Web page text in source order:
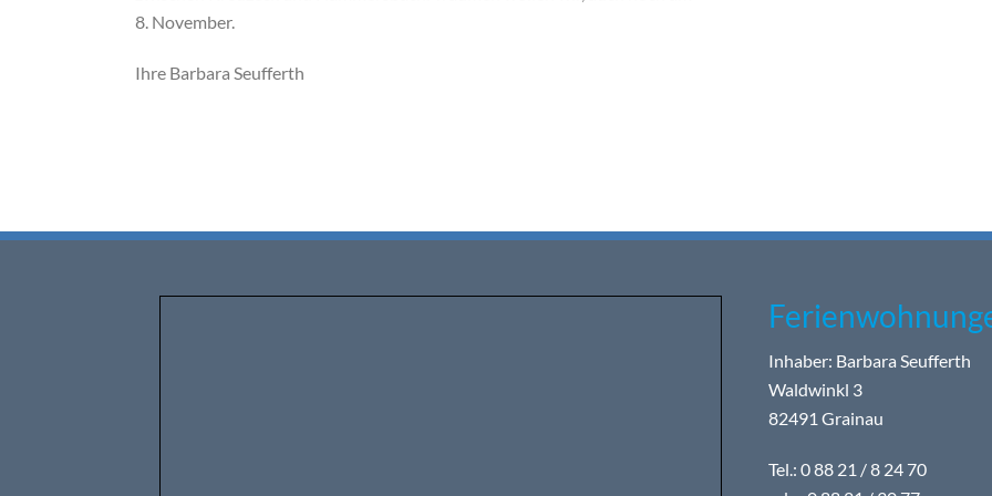
8. November.
Ihre Barbara Seufferth
Inhaber: Barbara Seufferth
Waldwinkl 3
82491 Grainau
Tel.: 0 88 21 / 8 24 70